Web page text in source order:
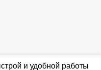
и удобной работы